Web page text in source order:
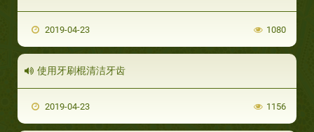
2019-04-23 1080
使用牙刷棍清洁牙齿
2019-04-23 1156